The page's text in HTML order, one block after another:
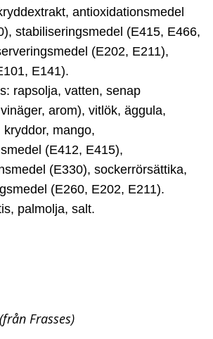
antioxidationsmedel
stabiliseringsmedel (E415, E466,
(E202, E211),
E141).
rapsolja, vatten, senap
arom), vitlök, äggula,
kryddor, mango,
(E412, E415),
(E330), sockerrörsättika,
(E260, E202, E211).
palmolja, salt.
(från Frasses)